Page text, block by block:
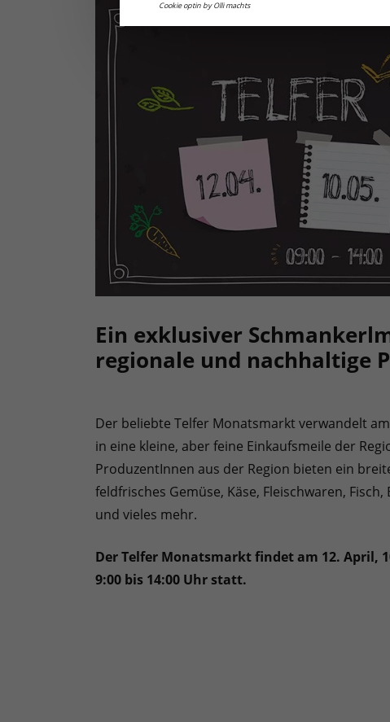
Ein exklusiver
regionale und nachhaltige
Der beliebte Telfer Monatsmarkt verwandelt
in eine kleine, aber feine Einkaufsmeile der
ProduzentInnen aus der Region bieten ein
feldfrisches Gemüse, Käse, Fleischwaren,
und vieles mehr.
Der Telfer Monatsmarkt findet am 12. April,
9:00 bis 14:00 Uhr statt.
Cookie optin by Olli machts